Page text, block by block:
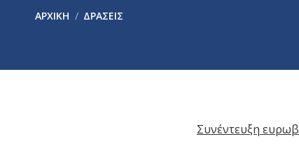
ΑΡΧΙΚΉ ΔΡΑΣΕΙΣ
Συνέντευξη